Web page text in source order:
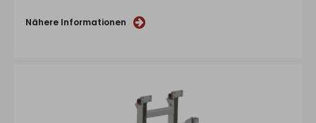
Nähere Informationen